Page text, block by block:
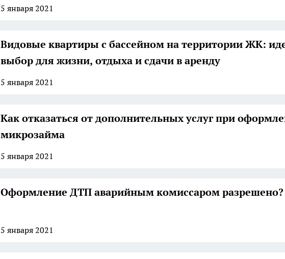
5 января 2021
Видовые квартиры с бассейном на территории ЖК:
выбор для жизни, отдыха и сдачи в аренду
5 января 2021
Как отказаться от дополнительных услуг при
микрозайма
5 января 2021
Оформление ДТП аварийным комиссаром разрешено?
5 января 2021